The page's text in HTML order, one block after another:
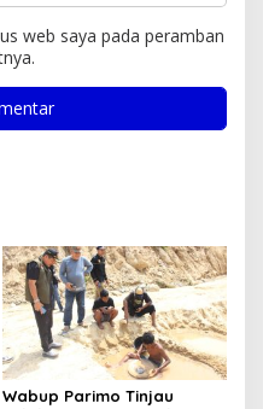
web saya pada peramban
Wabup Parimo Tinjau